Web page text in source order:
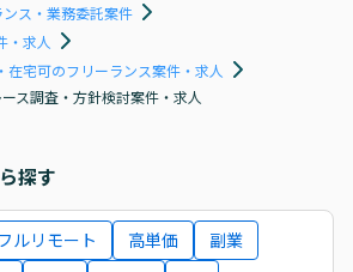
ンス・業務委託案件
・求人
宅可のフリーランス案件・求人
ス調査・方針検討案件・求人
探す
フルリモート 高単価
副業